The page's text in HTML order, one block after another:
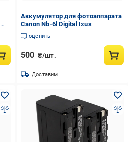
Аккумулятор для фотоаппарата
Canon Nb-6l Digital Ixus
оценить
500 ₴/шт.
Доставим